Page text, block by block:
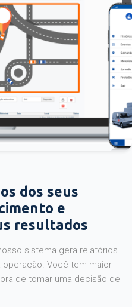
dos seus
e
resultados
sistema gera relatórios
operação. Você tem maior
de tomar uma decisão de